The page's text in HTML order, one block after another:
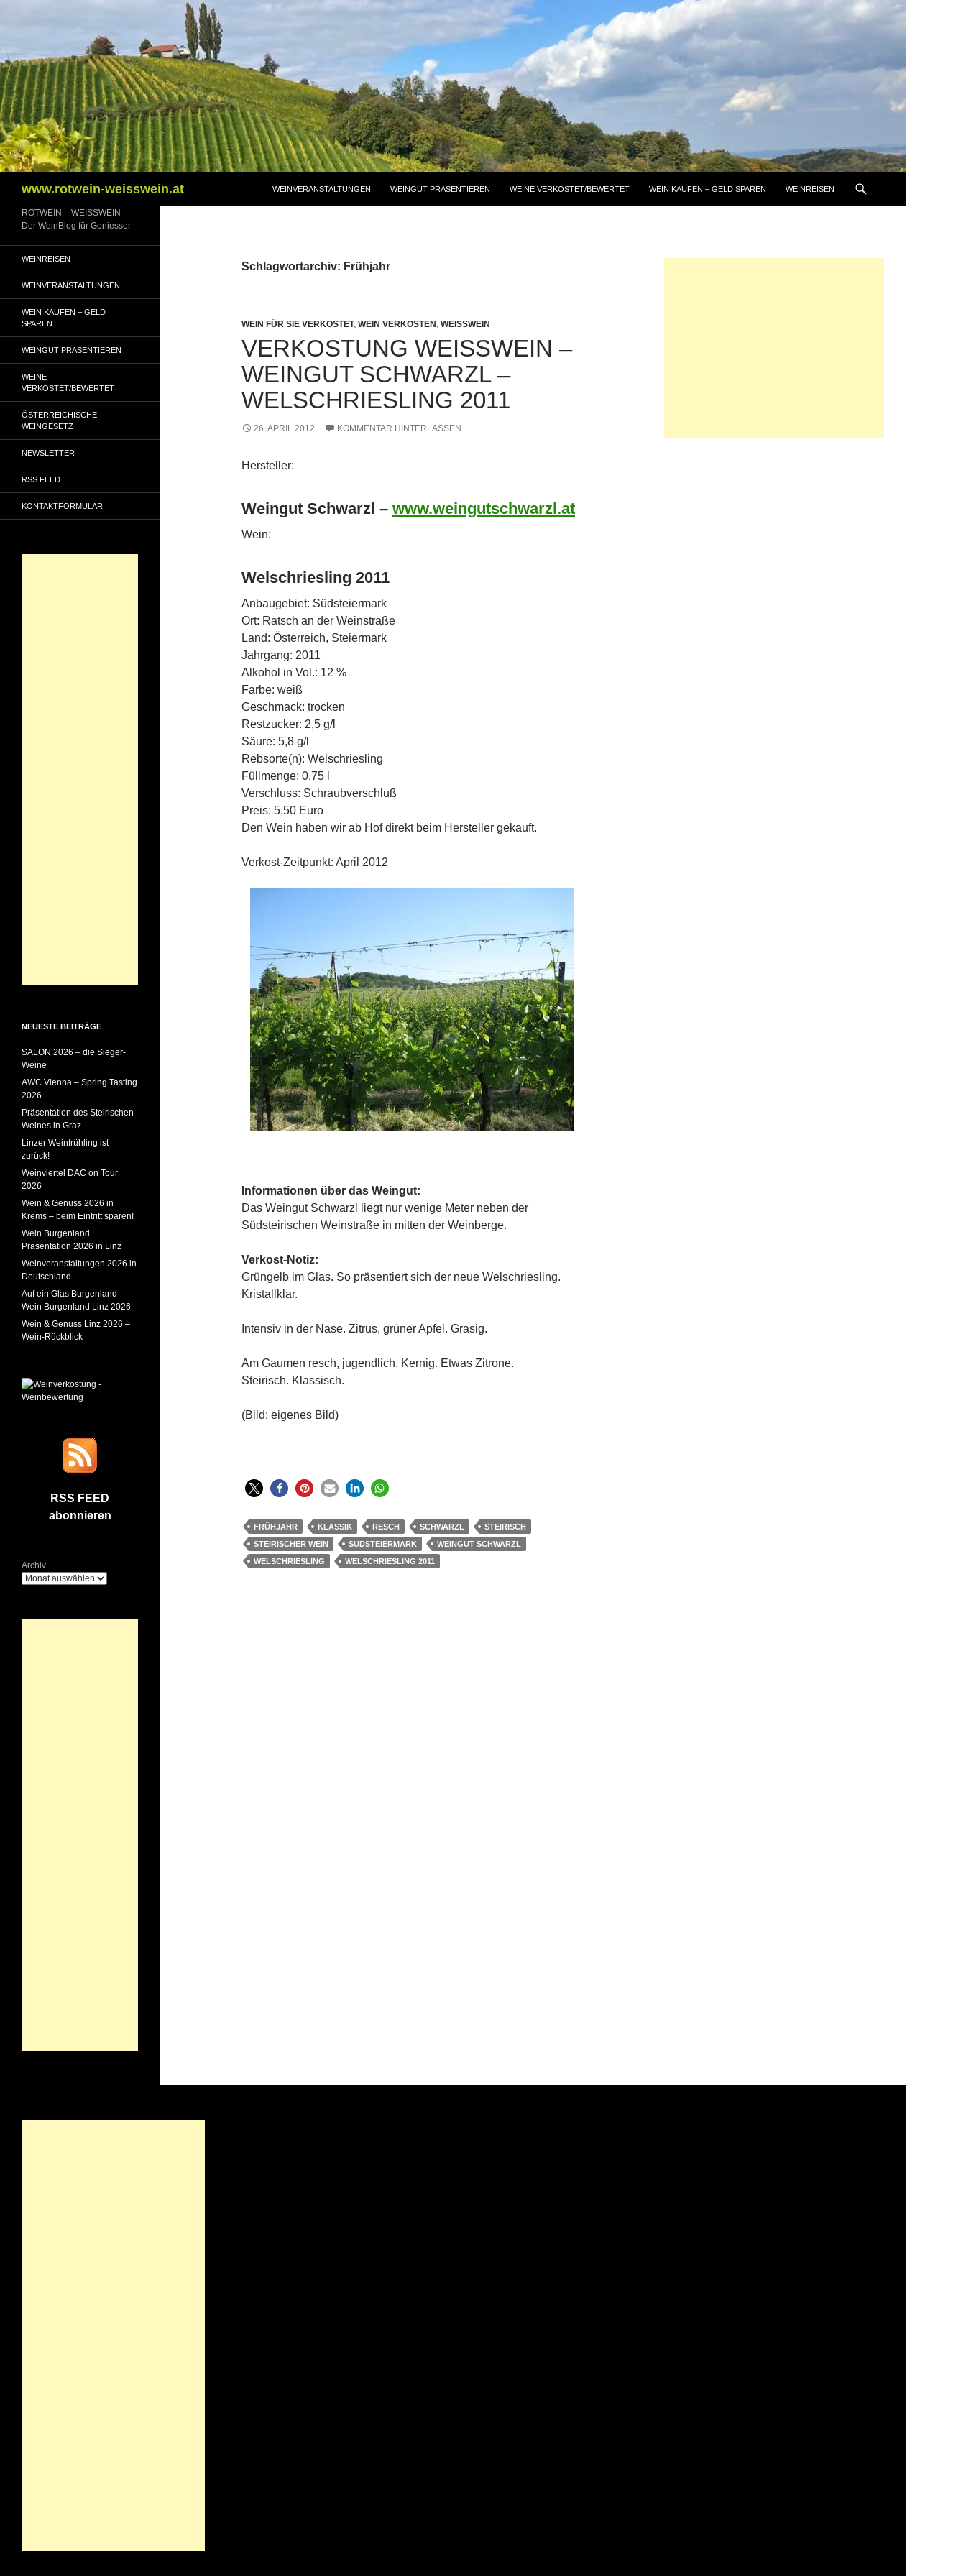
www.rotwein-weisswein.at WEINVERANSTALTUNGEN WEINGUT PRÄSENTIEREN WEINE VERKOSTET/BEWERTET WEIN KAUFEN – GELD SPAREN WEINREISEN
Schlagwortarchiv: Frühjahr
WEIN FÜR SIE VERKOSTET, WEIN VERKOSTEN , WEISSWEIN
VERKOSTUNG WEISSWEIN – W
EINGUT SCHWARZL – W
ELSCHRIESLING 2011
26. APRIL 2012 KOMMENTAR HINTERLASSEN
Hersteller:
Weingut Schwarzl – www.weingutschwarzl.at
Wein:
Welschriesling 2011
Anbaugebiet: Südsteiermark
Ort: Ratsch an der Weinstraße
Land: Österreich, Steiermark
Jahrgang: 2011
Alkohol in Vol.: 12 %
Farbe: weiß
Geschmack: trocken
Restzucker: 2,5 g/l
Säure: 5,8 g/l
Rebsorte(n): Welschriesling
Füllmenge: 0,75 l
Verschluss: Schraubverschluß
Preis: 5,50 Euro
Den Wein haben wir ab Hof direkt beim Hersteller gekauft.
Verkost-Zeitpunkt: April 2012
Informationen über das Weingut:
Das Weingut Schwarzl liegt nur wenige Meter neben der
Südsteirischen Weinstraße in mitten der Weinberge.
Verkost-Notiz:
Grüngelb im Glas. So präsentiert sich der neue Welschriesling.
Kristallklar.
Intensiv in der Nase. Zitrus, grüner Apfel. Grasig.
Am Gaumen resch, jugendlich. Kernig. Etwas Zitrone.
Steirisch. Klassisch.
(Bild: eigenes Bild)
FRÜHJAHR KLASSIK RESCH SCHWARZL
STEIRISCH
STEIRISCHER WEIN
SÜDSTEIERMARK
WEINGUT SCHWARZL
WELSCHRIESLING
WELSCHRIESLING 2011
ROTWEIN – WEISSWEIN –
Der WeinBlog für Geniesser
WEINREISEN
WEINVERANSTALTUNGEN
WEIN KAUFEN – GELD
SPAREN
WEINGUT PRÄSENTIEREN
WEINE
VERKOSTET/BEWERTET
ÖSTERREICHISCHE
WEINGESETZ
NEWSLETTER
RSS FEED
KONTAKTFORMULAR
NEUESTE BEITRÄGE
SALON 2026 – die Sieger-
Weine
AWC Vienna – Spring Tasting
2026
Präsentation des Steirischen
Weines in Graz
Linzer Weinfrühling ist
zurück!
Weinviertel DAC on Tour
2026
Wein & Genuss 2026 in
Krems – beim Eintritt sparen!
Wein Burgenland
Präsentation 2026 in Linz
Weinveranstaltungen 2026 in
Deutschland
Auf ein Glas Burgenland –
Wein Burgenland Linz 2026
Wein & Genuss Linz 2026 –
Wein-Rückblick
RSS FEED
abonnieren
Archiv